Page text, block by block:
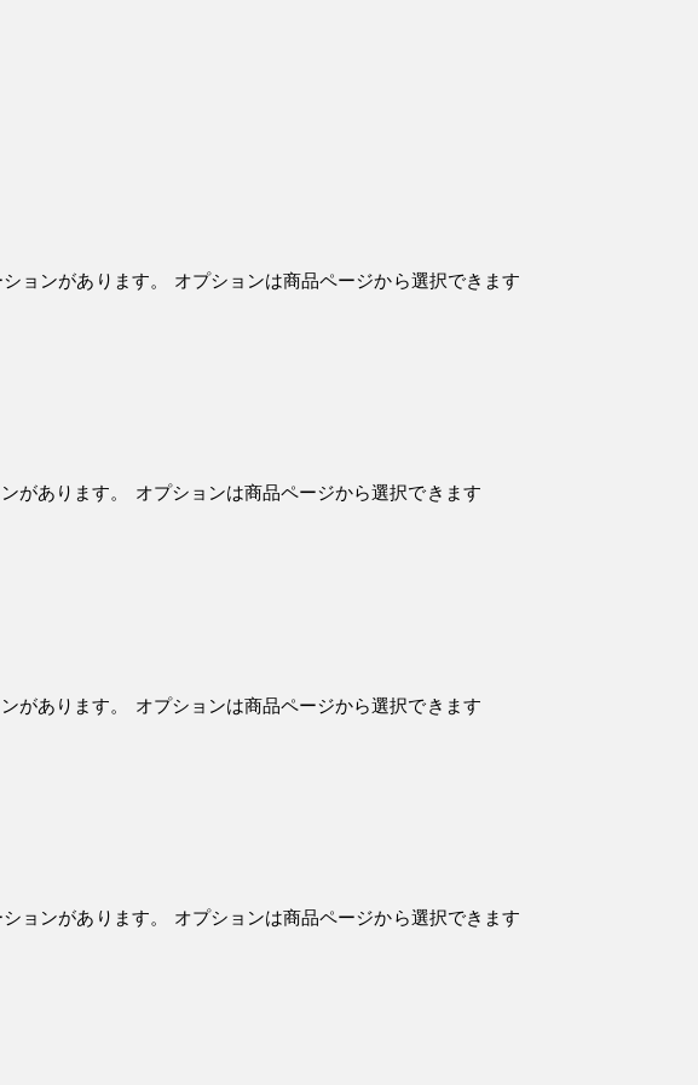
ョンがあります。 オプションは商品ページから選択できます
があります。 オプションは商品ページから選択できます
があります。 オプションは商品ページから選択できます
ョンがあります。 オプションは商品ページから選択できます